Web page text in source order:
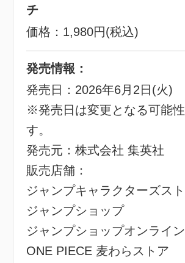
チ
価格：1,980円(税込)
発売情報：
発売日：2026年6月2日(火)
※発売日は変更となる可能
す。
発売元：株式会社 集英社
販売店舗：
ジャンプキャラクターズス
ジャンプショップ
ジャンプショップオンライン
ONE PIECE 麦わらストア